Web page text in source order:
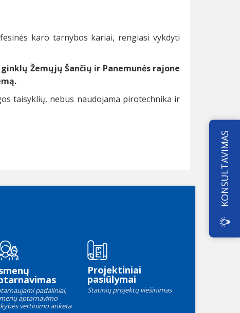
karo tarnybos kariai, rengiasi vykdyti
Žemųjų Šančių ir Panemunės rajone
taisyklių, nebus naudojama pirotechnika ir
padaliniai,
aptarnavimo
vertinimo anketa
Projektiniai
pasiūlymai
Statinių projektų viešinimas
KONSULTAVIMAS